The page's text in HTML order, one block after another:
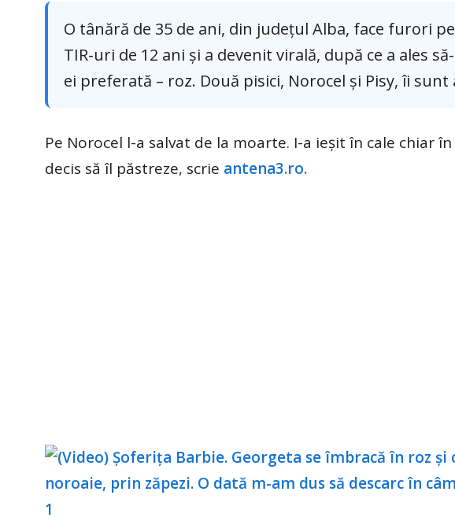
O tânără de 35 de ani, din județul Alba, face furori
TIR-uri de 12 ani și a devenit virală, după ce a ales
ei preferată – roz. Două pisici, Norocel și Pisy, îi
Pe Norocel l-a salvat de la moarte. I-a ieșit în cale chiar
decis să îl păstreze, scrie antena3.ro.